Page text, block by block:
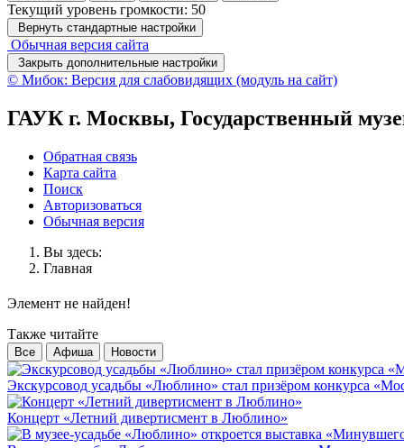
Текущий уровень громкости: 50
Вернуть стандартные настройки
Обычная версия сайта
Закрыть дополнительные настройки
© Мибок: Версия для слабовидящих (модуль на сайт)
ГАУК г. Москвы, Государственный
Обратная связь
Карта сайта
Поиск
Авторизоваться
Обычная версия
Вы здесь:
Главная
Элемент не найден!
Также читайте
Все Афиша Новости
Экскурсовод усадьбы «Люблино» стал призёром конкурса
Концерт «Летний дивертисмент в Люблино»